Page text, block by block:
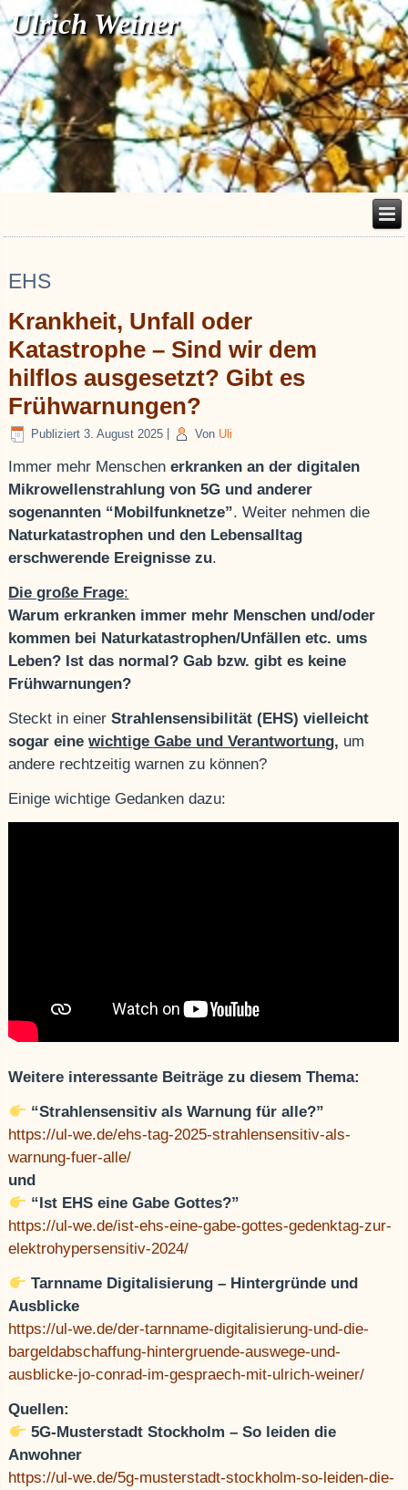
Ulrich Weiner
EHS
Krankheit, Unfall oder
Katastrophe – Sind wir dem
hilflos ausgesetzt? Gibt es
Frühwarnungen?
Publiziert 3. August 2025 Von Uli
Immer mehr Menschenerkranken an der digitalen
Mikrowellenstrahlung von 5G und anderer
sogenannten “Mobilfunknetze”. Weiter nehmen die
Naturkatastrophen und den Lebensalltag
erschwerende Ereignisse zu.
Die große Frage:
Warum erkranken immer mehr Menschen und/oder
kommen bei Naturkatastrophen/Unfällen etc. ums
Leben? Ist das normal? Gab bzw. gibt es keine
Frühwarnungen?
Steckt in einerStrahlensensibilität (EHS) vielleicht
sogar einewichtige Gabe und Verantwortung, um
andere rechtzeitig warnen zu können?
Einige wichtige Gedanken dazu:
Weitere interessante Beiträge zu diesem Thema:
“Strahlensensitiv als Warnung für alle?”
https://ul-we.de/ehs-tag-2025-strahlensensitiv-als-
warnung-fuer-alle/
und
“Ist EHS eine Gabe Gottes?”
https://ul-we.de/ist-ehs-eine-gabe-gottes-gedenktag-zur-
elektrohypersensitiv-2024/
Tarnname Digitalisierung – Hintergründe und
Ausblicke
https://ul-we.de/der-tarnname-digitalisierung-und-die-
bargeldabschaffung-hintergruende-auswege-und-
ausblicke-jo-conrad-im-gespraech-mit-ulrich-weiner/
Quellen:
5G-Musterstadt Stockholm – So leiden die
Anwohner
https://ul-we.de/5g-musterstadt-stockholm-so-leiden-die-